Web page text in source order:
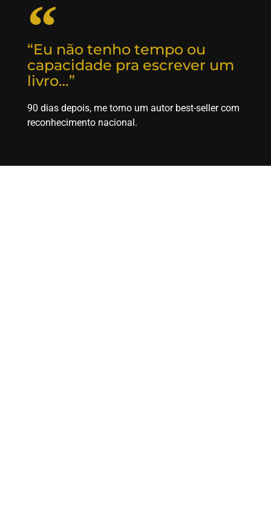
“Eu não tenho tempo ou
capacidade pra escrever um
livro…”
90 dias depois, me torno um autor best-seller com
reconhecimento nacional.